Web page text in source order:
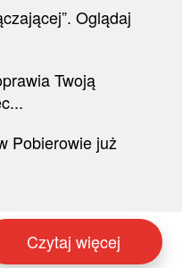
Oglądaj
Twoją
Pobierowie już
Czytaj więcej